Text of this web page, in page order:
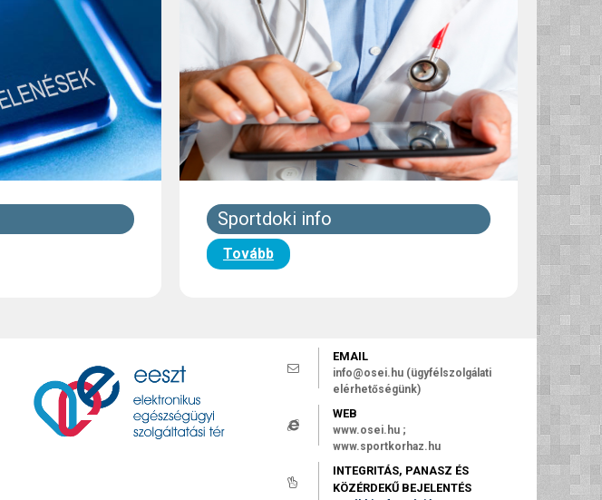
Sportdoki info
Tovább
EMAIL
info@osei.hu (ügyfélszolgálati
elérhetőségünk)
WEB
www.osei.hu ;
www.sportkorhaz.hu
INTEGRITÁS, PANASZ ÉS
KÖZÉRDEKŰ BEJELENTÉS